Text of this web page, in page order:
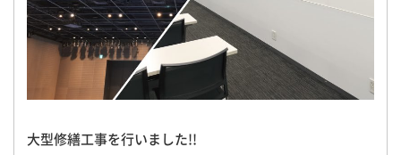
大型修繕工事を行いました!!